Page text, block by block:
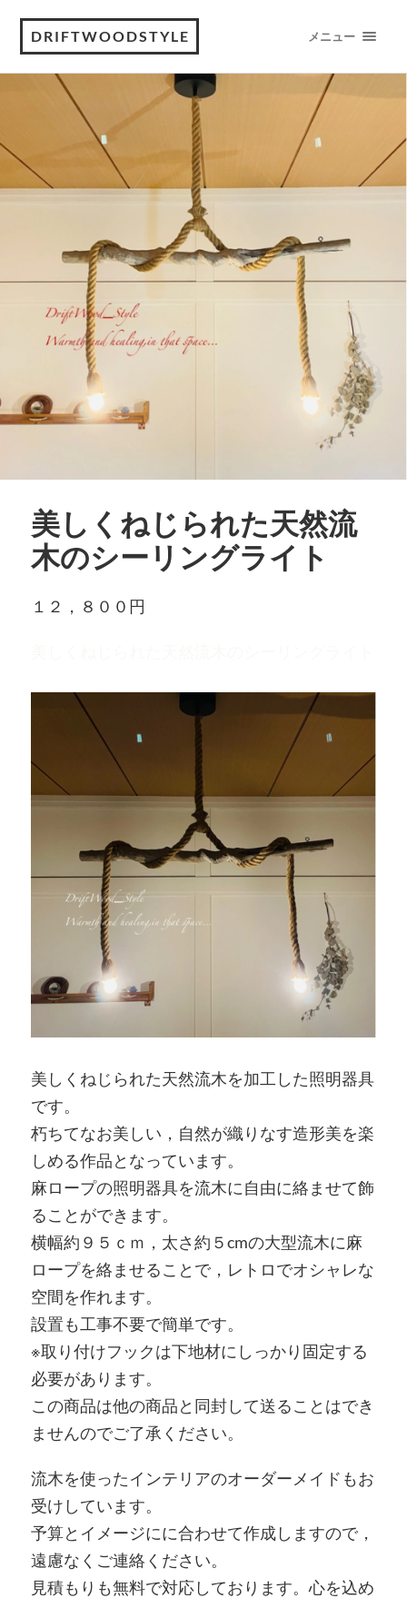
DRIFTWOODSTYLE メニュー
美しくねじられた天然流
木のシーリングライト
１２，８００円
美しくねじられた天然流木を加工した照明器具
です。
朽ちてなお美しい，自然が織りなす造形美を楽
しめる作品となっています。
麻ロープの照明器具を流木に自由に絡ませて飾
ることができます。
横幅約９５ｃｍ，太さ約５cmの大型流木に麻
ロープを絡ませることで，レトロでオシャレな
空間を作れます。
設置も工事不要で簡単です。
※取り付けフックは下地材にしっかり固定する
必要があります。
この商品は他の商品と同封して送ることはでき
ませんのでご了承ください。
流木を使ったインテリアのオーダーメイドもお
受けしています。
予算とイメージにに合わせて作成しますので，
遠慮なくご連絡ください。
見積もりも無料で対応しております。心を込め